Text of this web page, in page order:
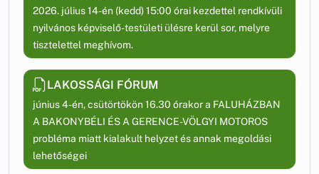
2026. július 14-én (kedd) 15:00 órai kezdettel rendkívüli
nyilvános képviselő-testületi ülésre kerül sor, melyre
tisztelettel meghívom.
LAKOSSÁGI FÓRUM
június 4-én, csütörtökön 16.30 órakor a FALUHÁZBAN
A BAKONYBÉLI ÉS A GERENCE-VÖLGYI MOTOROS
probléma miatt kialakult helyzet és annak megoldási
lehetőségei